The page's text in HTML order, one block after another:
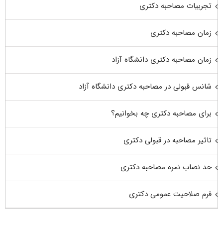
تجربیات مصاحبه دکتری
زمان مصاحبه دکتری
زمان مصاحبه دکتری دانشگاه آزاد
شانس قبولی در مصاحبه دکتری دانشگاه آزاد
برای مصاحبه دکتری چه بخوانیم؟
تاثیر مصاحبه در قبولی دکتری
حد نصاب نمره مصاحبه دکتری
فرم صلاحیت عمومی دکتری